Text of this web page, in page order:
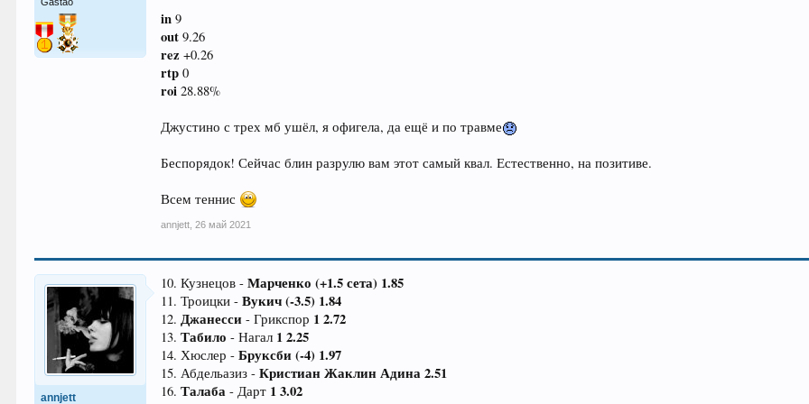
in 9
out 9.26
rez +0.26
rtp 0
roi 28.88%
Джустино с трех мб ушёл, я офигела, да ещё и по травме
Беспорядок! Сейчас блин разрулю вам этот самый квал. Естественно, на позитиве.
Всем теннис
annjett 26 май 2021
annjett
10. Кузнецов - Марченко (+1.5 сета) 1.85
11. Троицки -Вукич (-3.5) 1.84
12. Джанесси - Грикспор 1 2.72
13.Табило - Нагал 1 2.25
14. Хюслер -Бруксби (-4) 1.97
15. Абдельазиз -Кристиан Жаклин Адина 2.51
16.Талаба - Дарт 1 3.02